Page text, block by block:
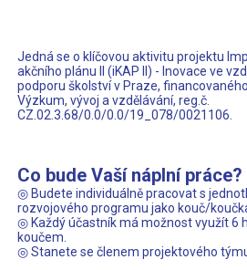
Jedná se o klíčovou aktivitu projektu
akčního plánu II (iKAP II) - Inovace ve
podporu školství v Praze,
Výzkum, vývoj a vzdělávání, reg.č.
CZ.02.3.68/0.0/0.0/19_078/0021106.
Co bude Vaší náplní práce?
◎ Budete individuálně pracovat s
rozvojového programu jako kouč/
◎ Každý účastník má možnost využít 6
koučem.
◎ Stanete se členem projektového